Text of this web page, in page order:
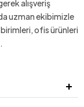
alışveriş
uzman ekibimizle
ofis ürünleri